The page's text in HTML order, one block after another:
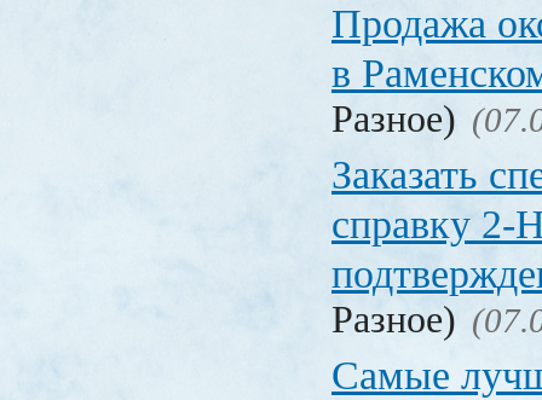
Продажа
в
Разное)
Заказать
справку
Разное)
Самые